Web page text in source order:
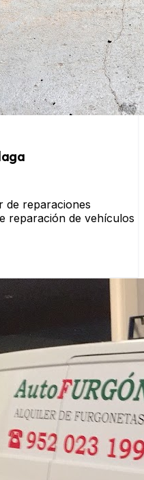
de reparaciones
reparación de vehículos